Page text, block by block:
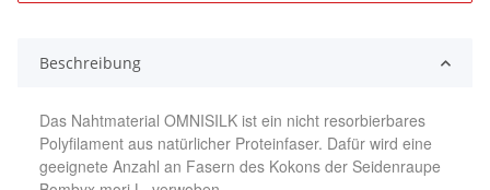
Beschreibung
Das Nahtmaterial OMNISILK ist ein nicht resorbierbares
Polyfilament aus natürlicher Proteinfaser. Dafür wird eine
geeignete Anzahl an Fasern des Kokons der Seidenraupe